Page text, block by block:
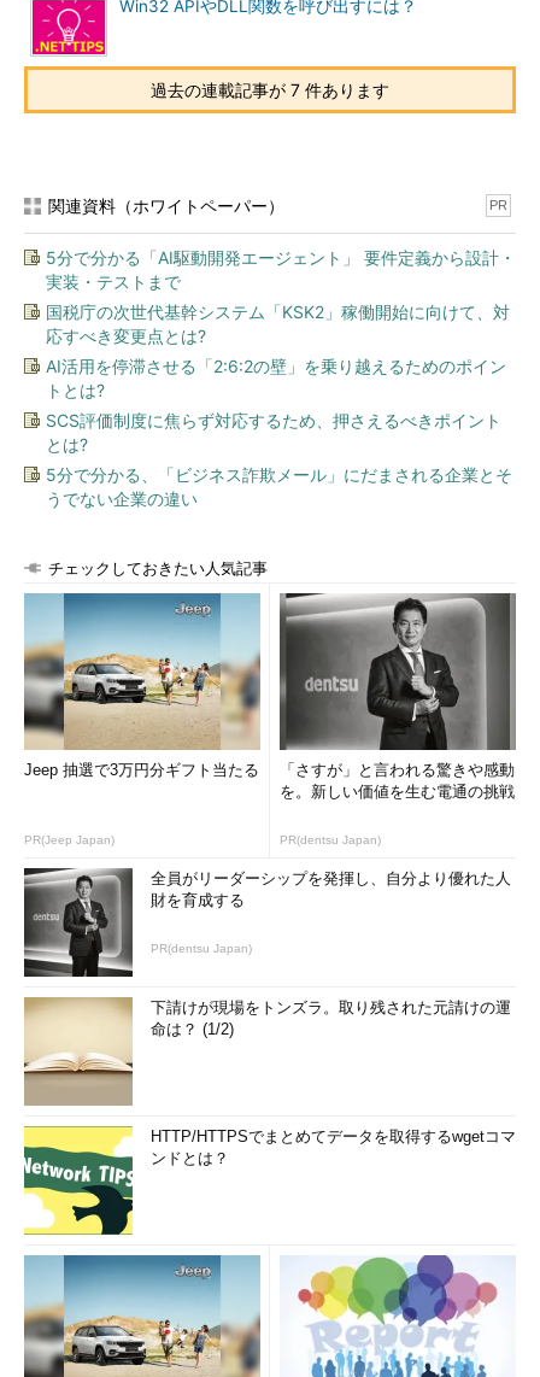
Win32 APIやDLL関数を呼び出すには？
過去の連載記事が 7 件あります
関連資料（ホワイトペーパー） PR
5分で分かる「AI駆動開発エージェント」 要件定義から設計・
実装・テストまで
国税庁の次世代基幹システム「KSK2」稼働開始に向けて、対
応すべき変更点とは?
AI活用を停滞させる「2:6:2の壁」を乗り越えるためのポイン
トとは?
SCS評価制度に焦らず対応するため、押さえるべきポイント
とは?
5分で分かる、「ビジネス詐欺メール」にだまされる企業とそ
うでない企業の違い
チェックしておきたい人気記事
Jeep 抽選で3万円分ギフト当たる
PR(Jeep Japan)
「さすが」と言われる驚きや感動
を。新しい価値を生む電通の挑戦
PR(dentsu Japan)
全員がリーダーシップを発揮し、自分より優れた人
財を育成する
PR(dentsu Japan)
下請けが現場をトンズラ。取り残された元請けの運
命は？ (1/2)
HTTP/HTTPSでまとめてデータを取得するwgetコマ
ンドとは？